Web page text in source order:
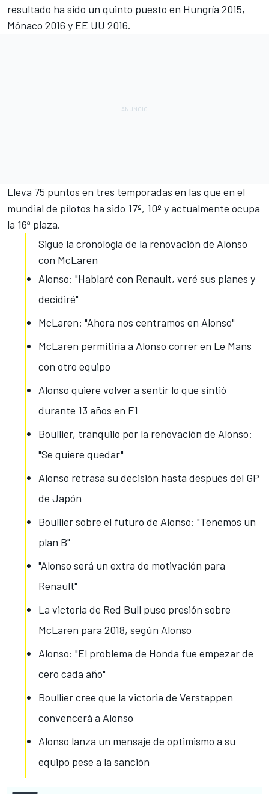
resultado ha sido un quinto puesto en Hungría 2015,
Mónaco 2016 y EE UU 2016.
Lleva 75 puntos en tres temporadas en las que en el
mundial de pilotos ha sido 17º, 10º y actualmente ocupa
la 16ª plaza.
Sigue la cronología de la renovación de Alonso
con McLaren
Alonso: "Hablaré con Renault, veré sus planes y
decidiré"
McLaren: "Ahora nos centramos en Alonso"
McLaren permitiría a Alonso correr en Le Mans
con otro equipo
Alonso quiere volver a sentir lo que sintió
durante 13 años en F1
Boullier, tranquilo por la renovación de Alonso:
"Se quiere quedar"
Alonso retrasa su decisión hasta después del GP
de Japón
Boullier sobre el futuro de Alonso: "Tenemos un
plan B"
"Alonso será un extra de motivación para
Renault"
La victoria de Red Bull puso presión sobre
McLaren para 2018, según Alonso
Alonso: "El problema de Honda fue empezar de
cero cada año"
Boullier cree que la victoria de Verstappen
convencerá a Alonso
Alonso lanza un mensaje de optimismo a su
equipo pese a la sanción